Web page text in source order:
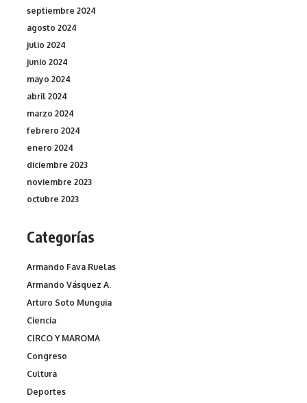
septiembre 2024
agosto 2024
julio 2024
junio 2024
mayo 2024
abril 2024
marzo 2024
febrero 2024
enero 2024
diciembre 2023
noviembre 2023
octubre 2023
Categorías
Armando Fava Ruelas
Armando Vásquez A.
Arturo Soto Munguia
Ciencia
CIRCO Y MAROMA
Congreso
Cultura
Deportes